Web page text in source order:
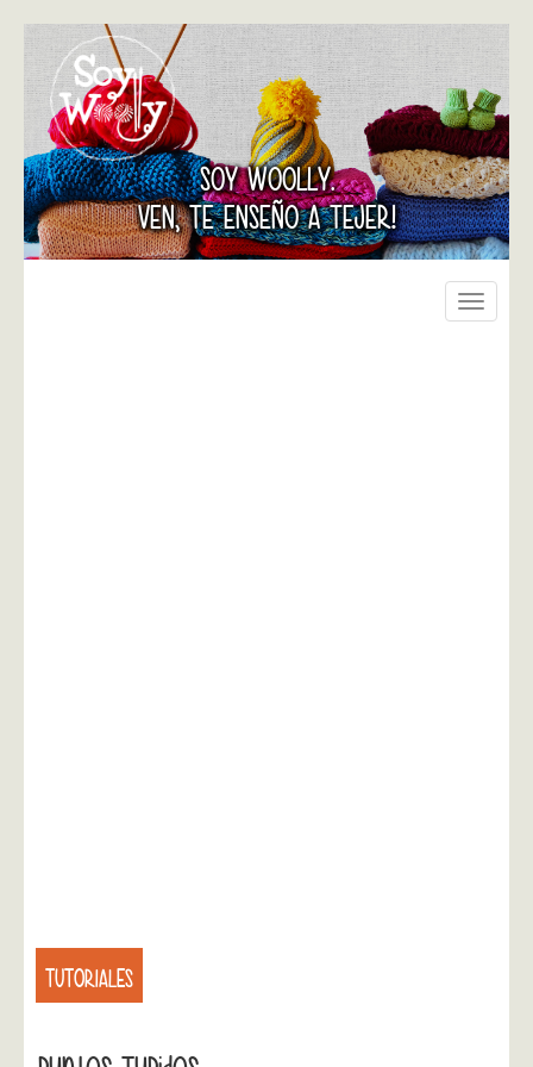
SOY WOOLLY.
VEN, TE ENSEÑO A TEJER!
Toggle
TUTORIALES